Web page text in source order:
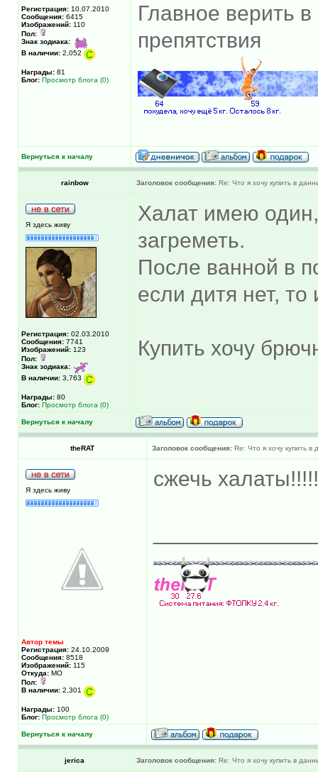
Регистрация: 10.07.2010
Сообщения: 6415
Изображений: 110
Пол:
Знак зодиака:
В наличии: 2,052
Награды: 81
Блог: Просмотр блога (0)
Главное верить
препятствия
Вернуться к началу
rainbow Заголовок сообщения: Re: Что я хочу купить в
Я здесь живу
Регистрация: 02.03.2010
Сообщения: 7741
Изображений: 123
Пол:
Знак зодиака:
В наличии: 3,763
Награды: 80
Блог: Просмотр блога (0)
Халат имею один,
загреметь.
После ванной в
если дитя нет, то
Купить хочу
Вернуться к началу
theRAT Заголовок сообщения: Re: Что я хочу купить
Я здесь живу
Автор темы
Регистрация: 24.10.2009
Сообщения: 8518
Изображений: 115
Откуда: МО
Пол:
В наличии: 2,301
Награды: 100
Блог: Просмотр блога (0)
сжечь
Вернуться к началу
jerica Заголовок сообщения: Re: Что я хочу купить в